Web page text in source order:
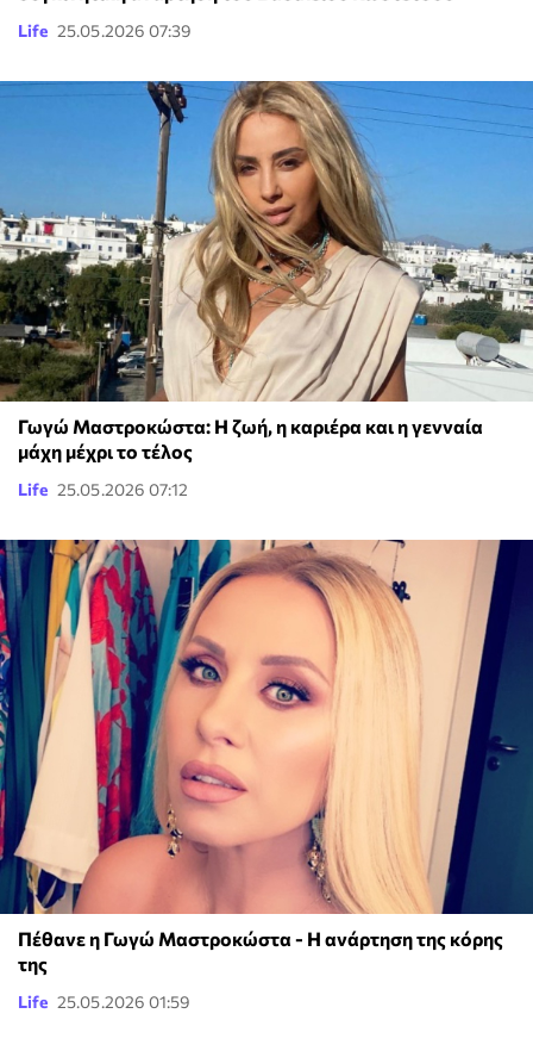
Life 25.05.2026 07:39
Γωγώ Μαστροκώστα: Η ζωή, η καριέρα και η γενναία
μάχη μέχρι το τέλος
Life 25.05.2026 07:12
Πέθανε η Γωγώ Μαστροκώστα - Η ανάρτηση της κόρης
της
Life 25.05.2026 01:59